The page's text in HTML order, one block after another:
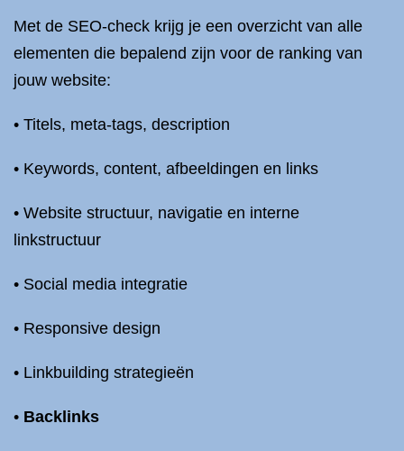
Met de SEO-check krijg je een overzicht van alle
elementen die bepalend zijn voor de ranking van
jouw website:
• Titels, meta-tags, description
• Keywords, content, afbeeldingen en links
• Website structuur, navigatie en interne
linkstructuur
• Social media integratie
• Responsive design
• Linkbuilding strategieën
• Backlinks